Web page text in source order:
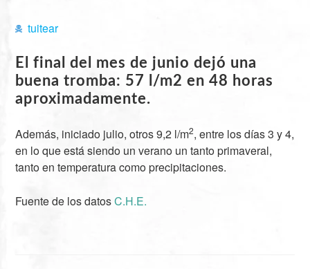
tuitear
El final del mes de junio dejó una
buena tromba: 57 l/m2 en 48 horas
aproximadamente.
Además, iniciado julio, otros 9,2 l/m2, entre los días 3 y 4,
en lo que está siendo un verano un tanto primaveral,
tanto en temperatura como precipitaciones.
Fuente de los datosC.H.E.